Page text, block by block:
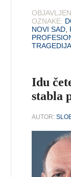
OZNAKE:
NOVI SAD
TRAGEDIJA
Idu
stabla
AUTOR: